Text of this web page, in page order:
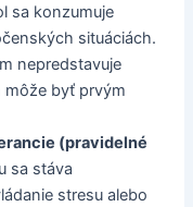
sa konzumuje
situáciách.
nepredstavuje
môže byť prvým
(pravidelné
sa stáva
stresu alebo